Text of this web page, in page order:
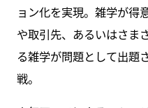
ョン化を実現。雑学が得
や取引先、あるいはさま
る雑学が問題として出題
戦。